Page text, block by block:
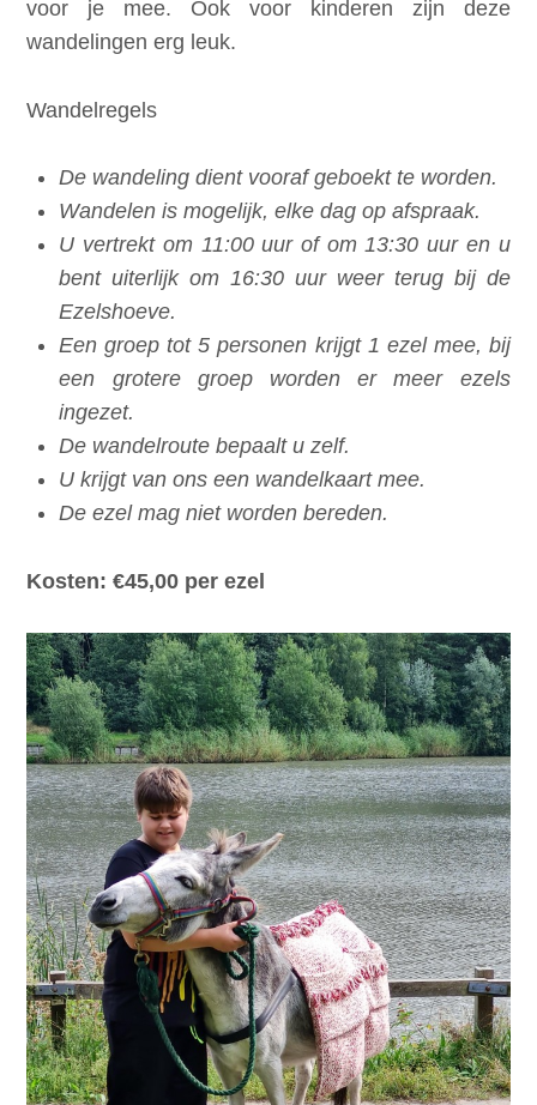
voor je mee. Ook voor kinderen zijn deze
wandelingen erg leuk.
Wandelregels
De wandeling dient vooraf geboekt te worden.
Wandelen is mogelijk, elke dag op afspraak.
U vertrekt om 11:00 uur of om 13:30 uur en u
bent uiterlijk om 16:30 uur weer terug bij de
Ezelshoeve.
Een groep tot 5 personen krijgt 1 ezel mee, bij
een grotere groep worden er meer ezels
ingezet.
De wandelroute bepaalt u zelf.
U krijgt van ons een wandelkaart mee.
De ezel mag niet worden bereden.
Kosten: €45,00 per ezel